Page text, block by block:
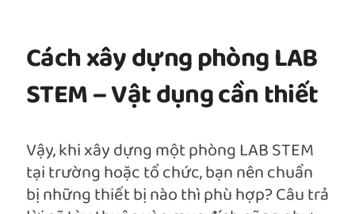
Cách xây dựng phòng LAB
STEM – Vật dụng cần thiết
Vậy, khi xây dựng một phòng LAB STEM
tại trường hoặc tổ chức, bạn nên chuẩn
bị những thiết bị nào thì phù hợp? Câu trả